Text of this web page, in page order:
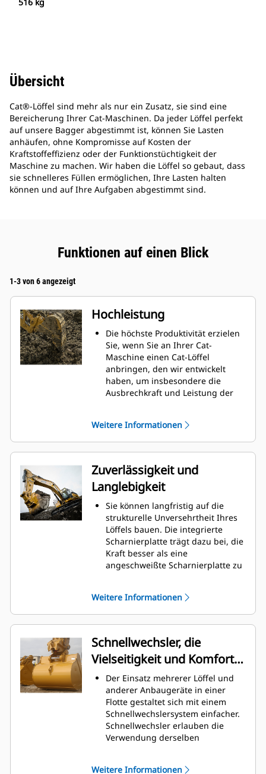
516 kg
Übersicht
Cat®-Löffel sind mehr als nur ein Zusatz, sie sind eine
Bereicherung Ihrer Cat-Maschinen. Da jeder Löffel perfekt
auf unsere Bagger abgestimmt ist, können Sie Lasten
anhäufen, ohne Kompromisse auf Kosten der
Kraftstoffeffizienz oder der Funktionstüchtigkeit der
Maschine zu machen. Wir haben die Löffel so gebaut, dass
sie schnelleres Füllen ermöglichen, Ihre Lasten halten
können und auf Ihre Aufgaben abgestimmt sind.
Funktionen auf einen Blick
1-3 von 6 angezeigt
Hochleistung
Die höchste Produktivität erzielen
Sie, wenn Sie an Ihrer Cat-
Maschine einen Cat-Löffel
anbringen, den wir entwickelt
haben, um insbesondere die
Ausbrechkraft und Leistung der
verbessert den Materialfluss in
den Löffel. Die zusätzliche
Rückenfreiheit verhindert ein
Schleifen der Unterseite des
Löffels, wodurch Wartungskosten
gesenkt werden.
Der Kraftstoffverbrauch ist beim
Graben am höchsten. Cat-Löffel
sind so ausgelegt, dass sie schnell
durch das Material schneiden,
wodurch die Betriebseffizienz der
Maschine insgesamt verbessert
wird.
Zeit geladen werden. Bei jeder
Weitere Informationen
Zuverlässigkeit und
Langlebigkeit
Sie können langfristig auf die
strukturelle Unversehrtheit Ihres
Löffels bauen. Die integrierte
Scharnierplatte trägt dazu bei, die
Kraft besser als eine
angeschweißte Scharnierplatte zu
abriebbeständigem Stahl
gefertigt, der vor allem für
Komponenten mit übermäßigem
Verschleiß gedacht ist.
Schützen Sie die wichtigsten
Bereiche des von hohem
Verschleiß betroffenen Löffels mit
Cat-Schneidwerkzeugen.
Die Cat® Advansys ™-
Schneidwerkzeuge bieten ein
höheres Eindringvermögen in das
Material und kürzere
Arbeitstaktzeiten – für eine höhere
Aufgaben.
Weitere Informationen
Schnellwechsler, die
Vielseitigkeit und Komfort
bieten
Der Einsatz mehrerer Löffel und
anderer Anbaugeräte in einer
Flotte gestaltet sich mit einem
Schnellwechslersystem einfacher.
Schnellwechsler erlauben die
Verwendung derselben
Weitere Informationen